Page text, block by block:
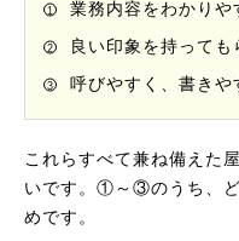
業務内容をわかりや
良い印象を持っても
呼びやすく、書きや
これらすべて兼ね備えた
いです。①～③のうち、
めです。